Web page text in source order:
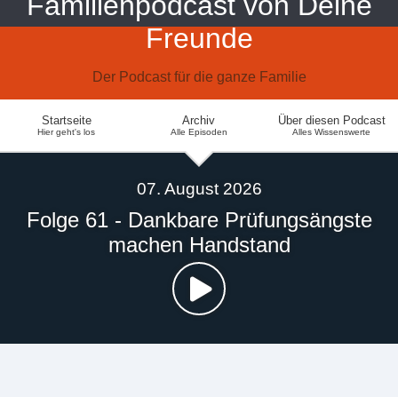
Freunde
Der Podcast für die ganze Familie
Startseite
Hier geht's los
Archiv
Alle Episoden
Über diesen Podcast
Alles Wissenswerte
07. August 2026
Folge 61 - Dankbare Prüfungsängste
machen Handstand